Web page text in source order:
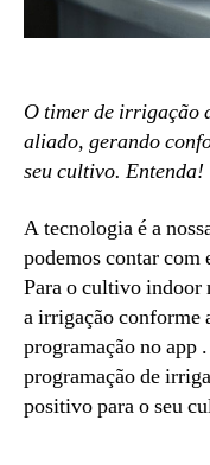
O timer de irrigação
aliado, gerando
seu cultivo. Entenda!
A tecnologia é a
podemos contar com
Para o cultivo indoor
a irrigação conforme
programação no app
programação de
positivo para o seu